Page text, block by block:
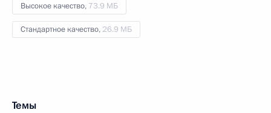
Высокое качество, 73.9 МБ
Стандартное качество, 26.9 МБ
Темы